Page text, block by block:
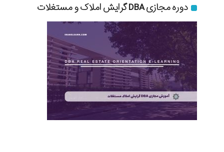
دوره مجازی DBA گرایش املاک و مستغلات